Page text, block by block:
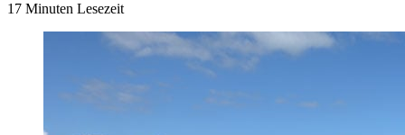
17 Minuten Lesezeit